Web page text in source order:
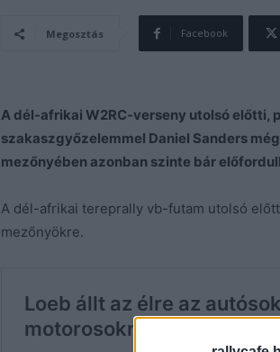
Megosztás Facebook
A dél-afrikai W2RC-verseny utolsó előtti,
szakaszgyőzelemmel Daniel Sanders
mezőnyében azonban szinte bár
A dél-afrikai tereprally vb-futam utolsó
mezőnyökre.